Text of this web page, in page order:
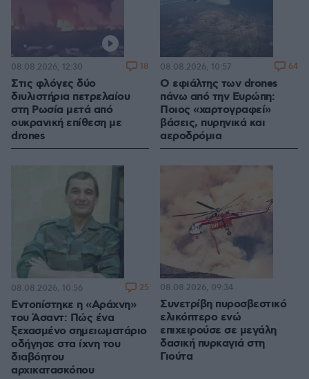
Στις φλόγες δύο
διυλιστήρια πετρελαίου
στη Ρωσία μετά από
ουκρανική επίθεση με
drones
08.08.2026, 12:30 18
Ο εφιάλτης των drones
πάνω από την Ευρώπη:
Ποιος «χαρτογραφεί»
βάσεις, πυρηνικά και
αεροδρόμια
08.08.2026, 10:57 64
Εντοπίστηκε η «Αράχνη»
του Άσαντ: Πώς ένα
ξεχασμένο σημειωματάριο
οδήγησε στα ίχνη του
διαβόητου
αρχικατασκόπου
08.08.2026, 10:56 25
Συνετρίβη πυροσβεστικό
ελικόπτερο ενώ
επιχειρούσε σε μεγάλη
δασική πυρκαγιά στη
Γιούτα
08.08.2026, 09:34